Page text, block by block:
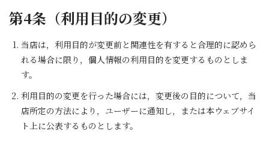
第4条（利用目的の変更）
当店は，利用目的が変更前と関連性を有すると合理的に認めら
れる場合に限り，個人情報の利用目的を変更するものとしま
す。
利用目的の変更を行った場合には，変更後の目的について，当
店所定の方法により，ユーザーに通知し，または本ウェブサイ
ト上に公表するものとします。